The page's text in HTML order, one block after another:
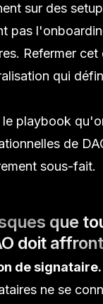
sur des
pas
Refermer cet
qui
playbook
de
sous-fait.
que
doit
de signataire.
ne se